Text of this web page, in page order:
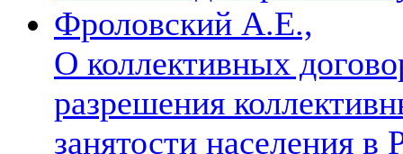
Фроловский А.Е.,
О коллективных
разрешения
занятости населения